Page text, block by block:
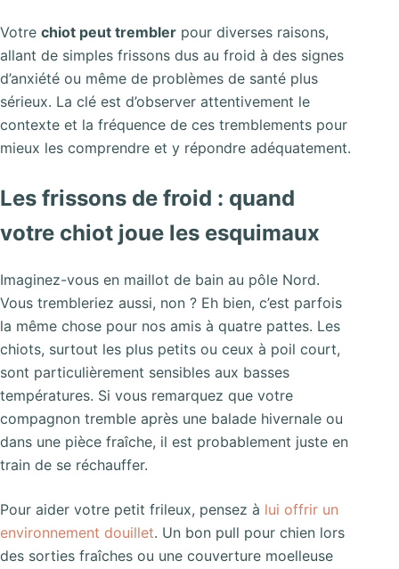
Votre chiot peut trembler pour diverses raisons,
allant de simples frissons dus au froid à des signes
d’anxiété ou même de problèmes de santé plus
sérieux. La clé est d’observer attentivement le
contexte et la fréquence de ces tremblements pour
mieux les comprendre et y répondre adéquatement.
Les frissons de froid : quand
votre chiot joue les esquimaux
Imaginez-vous en maillot de bain au pôle Nord.
Vous trembleriez aussi, non ? Eh bien, c’est parfois
la même chose pour nos amis à quatre pattes. Les
chiots, surtout les plus petits ou ceux à poil court,
sont particulièrement sensibles aux basses
températures. Si vous remarquez que votre
compagnon tremble après une balade hivernale ou
dans une pièce fraîche, il est probablement juste en
train de se réchauffer.
Pour aider votre petit frileux, pensez à lui offrir un
environnement douillet. Un bon pull pour chien lors
des sorties fraîches ou une couverture moelleuse